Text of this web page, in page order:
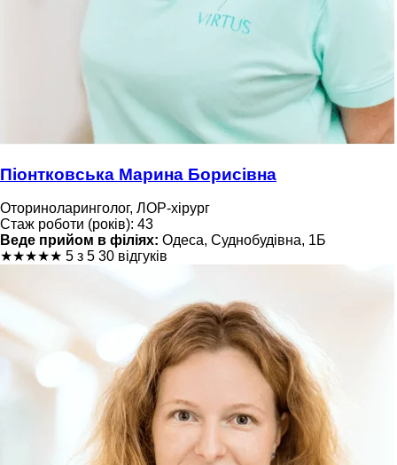
Піонтковська Марина Борисівна
Оториноларинголог, ЛОР-хірург
Стаж роботи (років): 43
Веде прийом в філіях: Одеса, Суднобудівна, 1Б
★★★★★ 5 з 5 30 відгуків